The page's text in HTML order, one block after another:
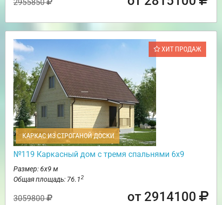
2955850
ХИТ ПРОДАЖ
КАРКАС ИЗ СТРОГАНОЙ ДОСКИ
№119 Каркасный дом с тремя спальнями 6х9
Размер: 6х9 м
Общая площадь: 76.12
3059800 от 2914100